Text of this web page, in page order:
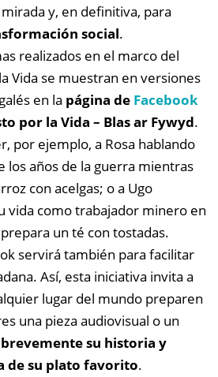
y, en definitiva, para
social.
realizados en el marco del
Vida se muestran en versiones
en la página de Facebook
por la Vida – Blas ar Fywyd.
por ejemplo, a Rosa hablando
los años de la guerra mientras
con acelgas; o a Ugo
vida como trabajador minero en
un té con tostadas.
servirá también para facilitar
Así, esta iniciativa invita a
lugar del mundo preparen
una pieza audiovisual o un
su historia y
de su plato favorito.